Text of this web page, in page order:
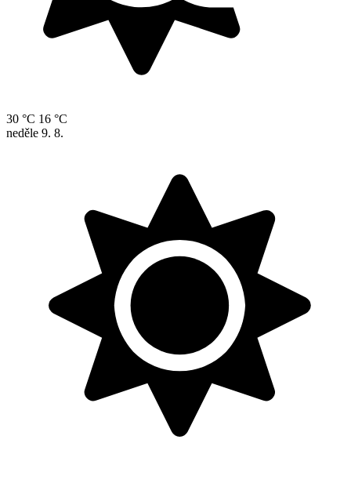
30 °C 16 °C
neděle 9. 8.